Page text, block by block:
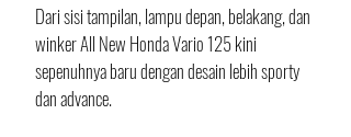
Dari sisi tampilan, lampu depan, belakang, dan
winker All New Honda Vario 125 kini
sepenuhnya baru dengan desain lebih sporty
dan advance.